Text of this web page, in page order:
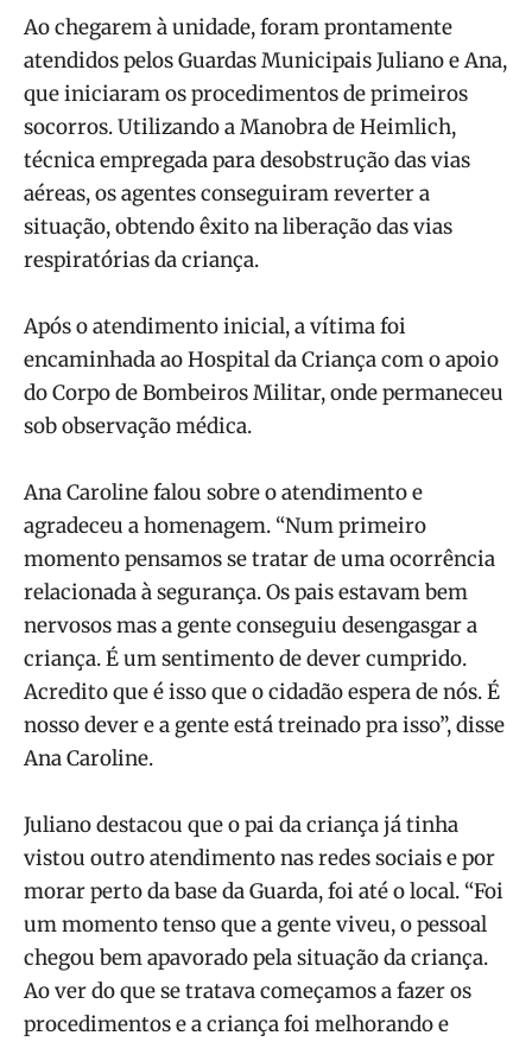
Ao chegarem à unidade, foram prontamente
atendidos pelos Guardas Municipais Juliano e Ana,
que iniciaram os procedimentos de primeiros
socorros. Utilizando a Manobra de Heimlich,
técnica empregada para desobstrução das vias
aéreas, os agentes conseguiram reverter a
situação, obtendo êxito na liberação das vias
respiratórias da criança.
Após o atendimento inicial, a vítima foi
encaminhada ao Hospital da Criança com o apoio
do Corpo de Bombeiros Militar, onde permaneceu
sob observação médica.
Ana Caroline falou sobre o atendimento e
agradeceu a homenagem. “Num primeiro
momento pensamos se tratar de uma ocorrência
relacionada à segurança. Os pais estavam bem
nervosos mas a gente conseguiu desengasgar a
criança. É um sentimento de dever cumprido.
Acredito que é isso que o cidadão espera de nós. É
nosso dever e a gente está treinado pra isso”, disse
Ana Caroline.
Juliano destacou que o pai da criança já tinha
vistou outro atendimento nas redes sociais e por
morar perto da base da Guarda, foi até o local. “Foi
um momento tenso que a gente viveu, o pessoal
chegou bem apavorado pela situação da criança.
Ao ver do que se tratava começamos a fazer os
procedimentos e a criança foi melhorando e